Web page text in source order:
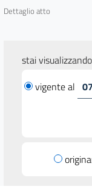
Dettaglio atto
stai
vigente al